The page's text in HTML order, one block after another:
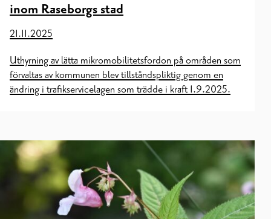
inom Raseborgs stad
21.11.2025
Uthyrning av lätta mikromobilitetsfordon på områden som
förvaltas av kommunen blev tillståndspliktig genom en
ändring i trafikservicelagen som trädde i kraft 1.9.2025.